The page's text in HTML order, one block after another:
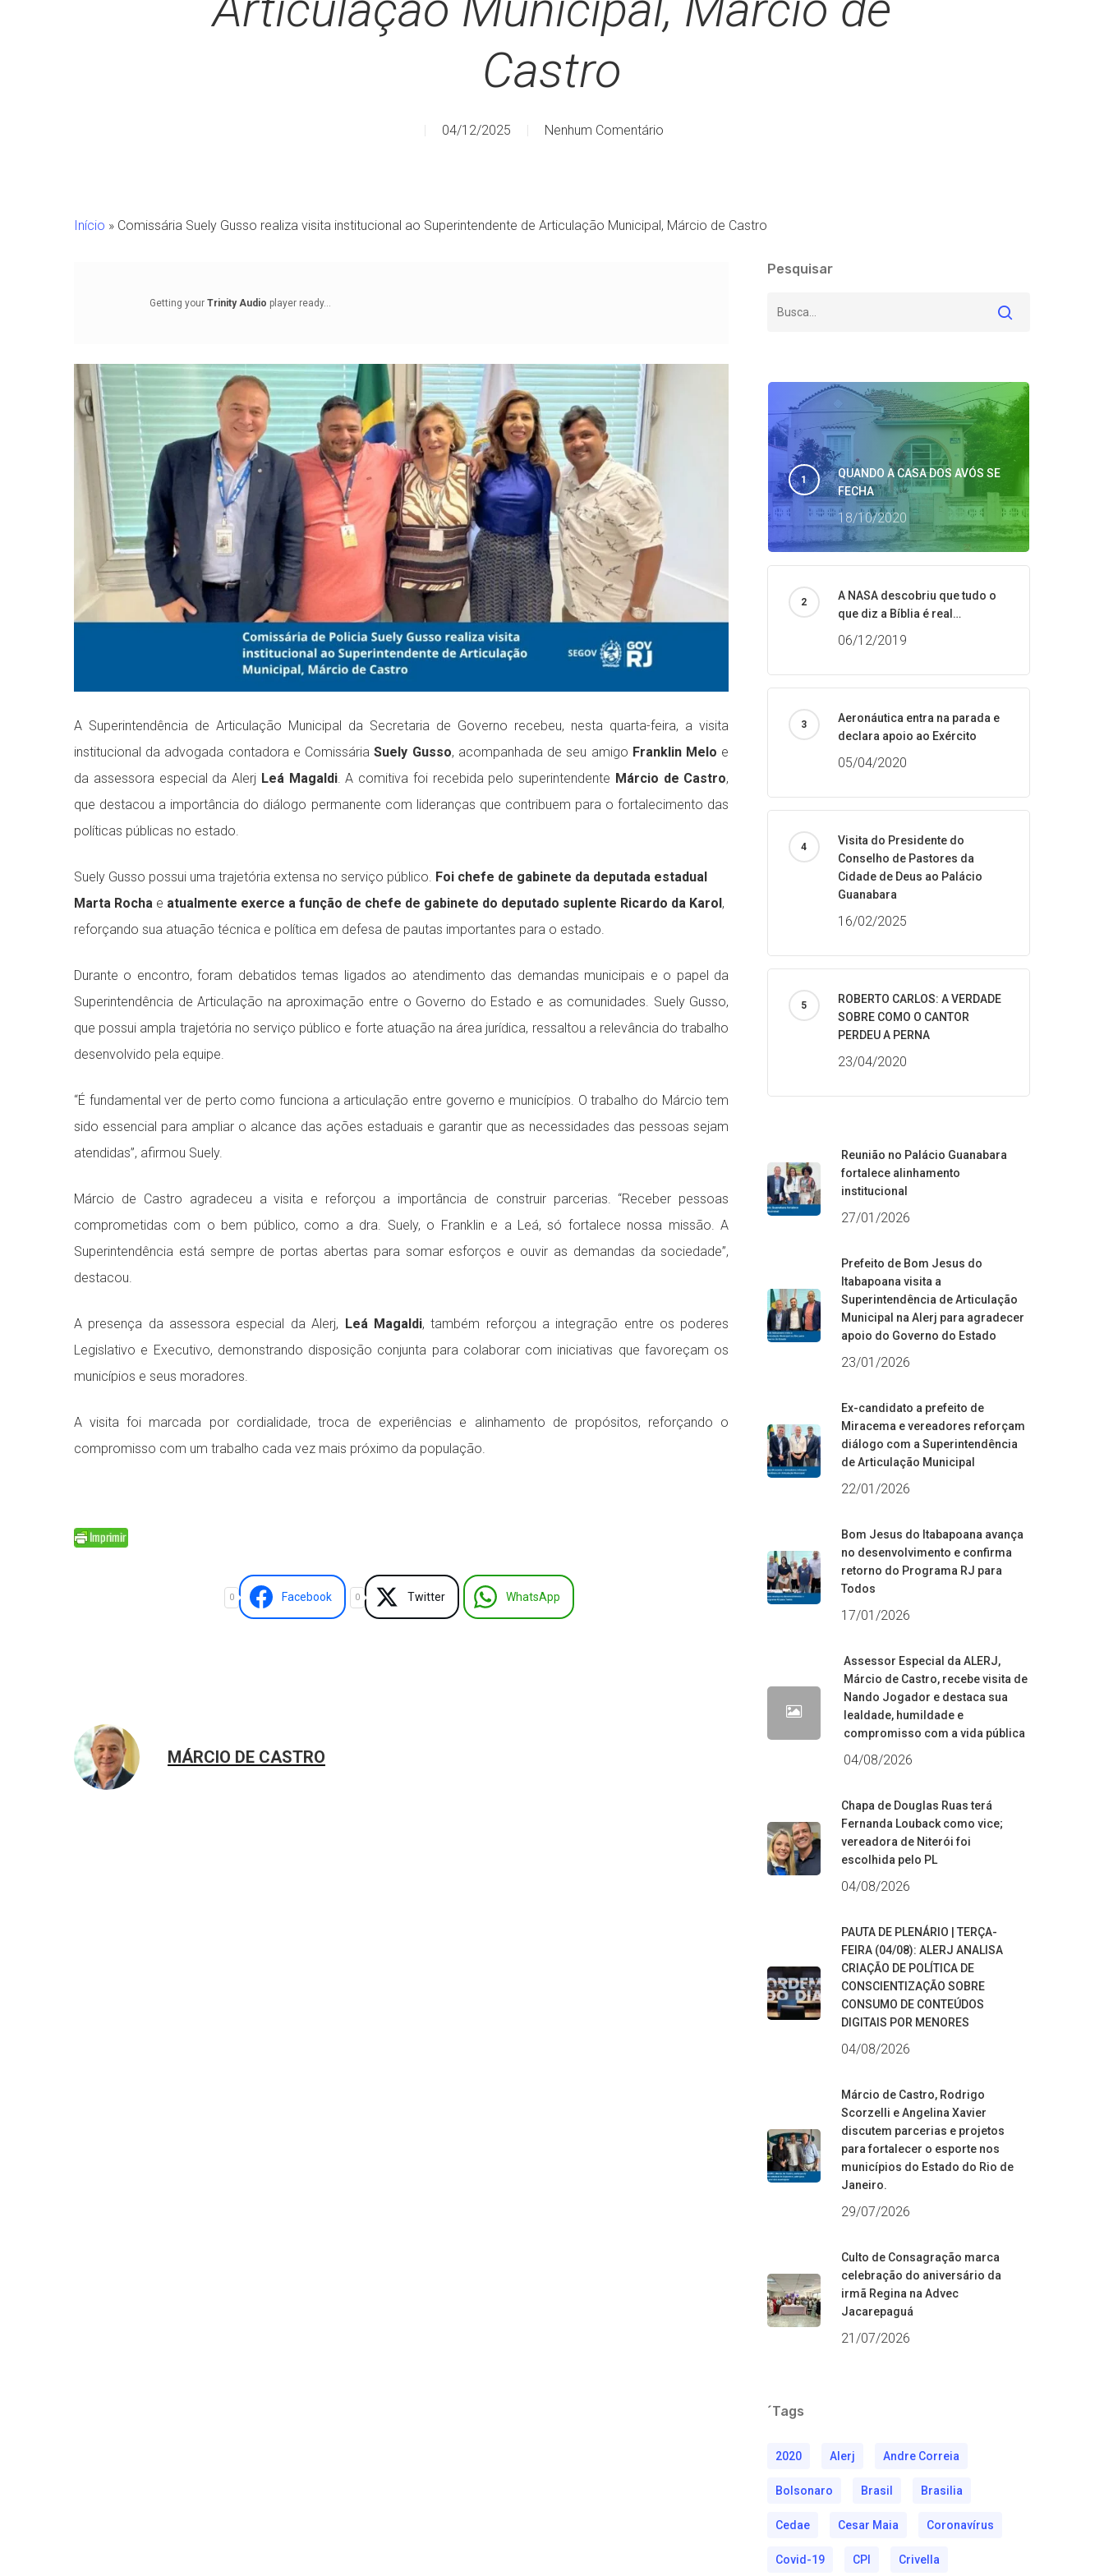
Castro
04/12/2025 Nenhum Comentário
Início » Comissária Suely Gusso realiza visita institucional ao Superintendente de Articulação Municipal, Márcio de Castro
Getting your Trinity Audio player ready...
A Superintendência de Articulação Municipal da Secretaria de Governo recebeu, nesta quarta-feira, a visita
institucional da advogada contadora e ComissáriaSuely Gusso, acompanhada de seu amigo Franklin Melo e
da assessora especial da Alerj Leá Magaldi. A comitiva foi recebida pelo superintendente Márcio de Castro,
que destacou a importância do diálogo permanente com lideranças que contribuem para o fortalecimento das
políticas públicas no estado.
Suely Gusso possui uma trajetória extensa no serviço público. Foi chefe de gabinete da deputada estadual
Marta Rocha e atualmente exerce a função de chefe de gabinete do deputado suplente Ricardo da Karol,
reforçando sua atuação técnica e política em defesa de pautas importantes para o estado.
Durante o encontro, foram debatidos temas ligados ao atendimento das demandas municipais e o papel da
Superintendência de Articulação na aproximação entre o Governo do Estado e as comunidades. Suely Gusso,
que possui ampla trajetória no serviço público e forte atuação na área jurídica, ressaltou a relevância do trabalho
desenvolvido pela equipe.
“É fundamental ver de perto como funciona a articulação entre governo e municípios. O trabalho do Márcio tem
sido essencial para ampliar o alcance das ações estaduais e garantir que as necessidades das pessoas sejam
atendidas”, afirmou Suely.
Márcio de Castro agradeceu a visita e reforçou a importância de construir parcerias. “Receber pessoas
comprometidas com o bem público, como a dra. Suely, o Franklin e a Leá, só fortalece nossa missão. A
Superintendência está sempre de portas abertas para somar esforços e ouvir as demandas da sociedade”,
destacou.
A presença da assessora especial da Alerj, Leá Magaldi, também reforçou a integração entre os poderes
Legislativo e Executivo, demonstrando disposição conjunta para colaborar com iniciativas que favoreçam os
municípios e seus moradores.
A visita foi marcada por cordialidade, troca de experiências e alinhamento de propósitos, reforçando o
compromisso com um trabalho cada vez mais próximo da população.
0 Facebook 0 Twitter WhatsApp
MÁRCIO DE CASTRO
Pesquisar
QUANDO A CASA DOS AVÓS SE
FECHA
18/10/2020
A NASA descobriu que tudo o
que diz a Bíblia é real…
06/12/2019
Aeronáutica entra na parada e
declara apoio ao Exército
05/04/2020
Visita do Presidente do
Conselho de Pastores da
Cidade de Deus ao Palácio
Guanabara
16/02/2025
ROBERTO CARLOS: A VERDADE
SOBRE COMO O CANTOR
PERDEU A PERNA
23/04/2020
Reunião no Palácio Guanabara
fortalece alinhamento
institucional
27/01/2026
Prefeito de Bom Jesus do
Itabapoana visita a
Superintendência de Articulação
Municipal na Alerj para agradecer
apoio do Governo do Estado
23/01/2026
Ex-candidato a prefeito de
Miracema e vereadores reforçam
diálogo com a Superintendência
de Articulação Municipal
22/01/2026
Bom Jesus do Itabapoana avança
no desenvolvimento e confirma
retorno do Programa RJ para
Todos
17/01/2026
Assessor Especial da ALERJ,
Márcio de Castro, recebe visita de
Nando Jogador e destaca sua
lealdade, humildade e
compromisso com a vida pública
04/08/2026
Chapa de Douglas Ruas terá
Fernanda Louback como vice;
vereadora de Niterói foi
escolhida pelo PL
04/08/2026
PAUTA DE PLENÁRIO | TERÇA-
FEIRA (04/08): ALERJ ANALISA
CRIAÇÃO DE POLÍTICA DE
CONSCIENTIZAÇÃO SOBRE
CONSUMO DE CONTEÚDOS
DIGITAIS POR MENORES
04/08/2026
Márcio de Castro, Rodrigo
Scorzelli e Angelina Xavier
discutem parcerias e projetos
para fortalecer o esporte nos
municípios do Estado do Rio de
Janeiro.
29/07/2026
Culto de Consagração marca
celebração do aniversário da
irmã Regina na Advec
Jacarepaguá
21/07/2026
´Tags
2020 Alerj Andre Correia
Bolsonaro Brasil Brasilia
Cedae Cesar Maia Coronavírus
Covid-19 CPI Crivella